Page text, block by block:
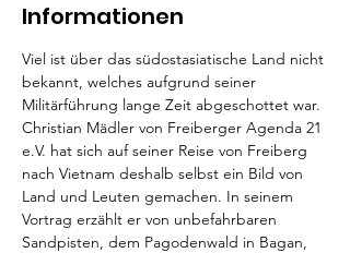
Informationen
Viel ist über das südostasiatische Land nicht
bekannt, welches aufgrund seiner
Militärführung lange Zeit abgeschottet war.
Christian Mädler von Freiberger Agenda 21
e.V. hat sich auf seiner Reise von Freiberg
nach Vietnam deshalb selbst ein Bild von
Land und Leuten gemachen. In seinem
Vortrag erzählt er von unbefahrbaren
Sandpisten, dem Pagodenwald in Bagan,